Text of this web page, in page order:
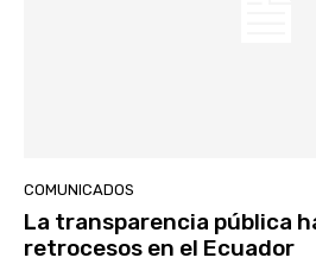
COMUNICADOS
La transparencia pública
retrocesos en el Ecuador